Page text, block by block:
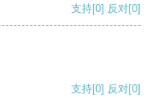
支持[0] 反对[0]
支持[0] 反对[0]